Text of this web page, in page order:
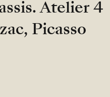
Atelier 4
Picasso